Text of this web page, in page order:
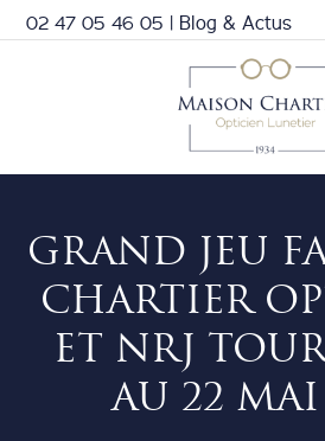
02 47 05 46 05 | Blog & Actus
GRAND JEU
CHARTIER
ET NRJ
AU 22 MAI